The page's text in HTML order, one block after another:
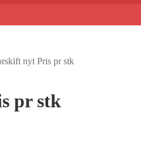
nyt Pris pr stk
pr stk